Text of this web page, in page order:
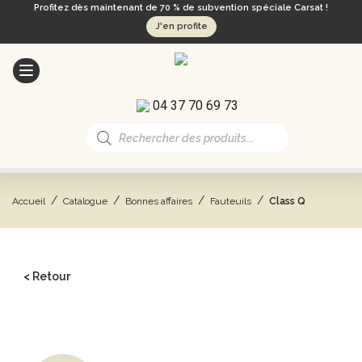
Profitez dès maintenant de 70 % de subvention spéciale Carsat !
J'en profite
04 37 70 69 73
Recherche
de
Accueil / Catalogue / Bonnes affaires / Fauteuils / Class Q
< Retour